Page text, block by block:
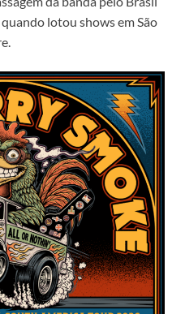
lotou shows em São